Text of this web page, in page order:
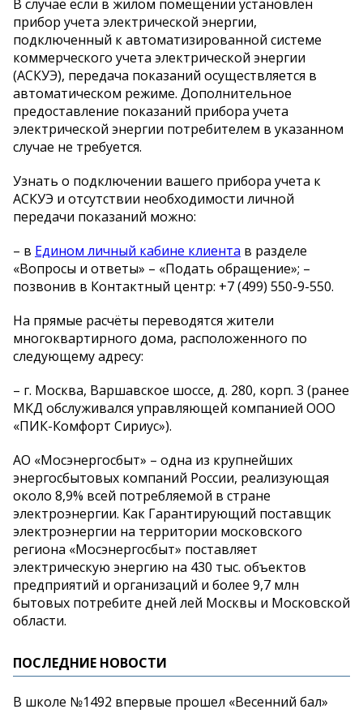
В случае если в жилом помещении установлен
прибор учета электрической энергии,
подключенный к автоматизированной системе
коммерческого учета электрической энергии
(АСКУЭ), передача показаний осуществляется в
автоматическом режиме. Дополнительное
предоставление показаний прибора учета
электрической энергии потребителем в указанном
случае не требуется.
Узнать о подключении вашего прибора учета к
АСКУЭ и отсутствии необходимости личной
передачи показаний можно:
– в Едином личный кабине клиента в разделе
«Вопросы и ответы» – «Подать обращение»; –
позвонив в Контактный центр: +7 (499) 550-9-550.
На прямые расчёты переводятся жители
многоквартирного дома, расположенного по
следующему адресу:
– г. Москва, Варшавское шоссе, д. 280, корп. 3 (ранее
МКД обслуживался управляющей компанией ООО
«ПИК-Комфорт Сириус»).
АО «Мосэнергосбыт» – одна из крупнейших
энергосбытовых компаний России, реализующая
около 8,9% всей потребляемой в стране
электроэнергии. Как Гарантирующий поставщик
электроэнергии на территории московского
региона «Мосэнергосбыт» поставляет
электрическую энергию на 430 тыс. объектов
предприятий и организаций и более 9,7 млн
бытовых потребите дней лей Москвы и Московской
области.
ПОСЛЕДНИЕ НОВОСТИ
В школе №1492 впервые прошел «Весенний бал»